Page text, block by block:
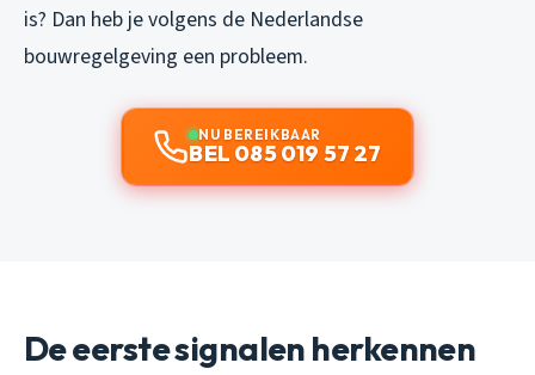
is? Dan heb je volgens de Nederlandse
bouwregelgeving een probleem.
NU BEREIKBAAR
BEL 085 019 57 27
De eerste signalen herkennen